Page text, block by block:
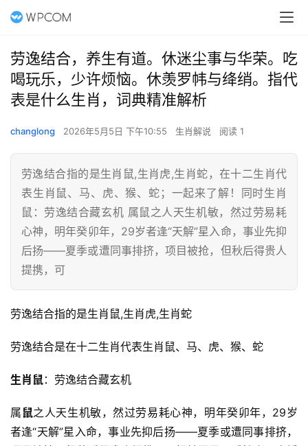
劳逸结合，养生有道。休迷尘事与华荣。吃
喝玩乐，少许烦恼。休羡罗帏与绛绡。指代
表是什么生肖，词典精准解析
changlong 2026年5月5日 下午10:55 生肖解说 阅读 1
劳逸结合指的是生肖鼠,生肖虎,生肖蛇，在十二生肖代
表生肖鼠、马、虎、猴、蛇；一起来了解！同时生肖
鼠：劳逸结合藏玄机 属鼠之人天生机敏，然过劳易耗
心神，明年癸卯年，29岁者逢“天解”星入命，事业先抑
后扬——夏季或遭同事排挤，项目被抢，但秋后得贵人
提携，可
劳逸结合指的是生肖鼠,生肖虎,生肖蛇
劳逸结合是在十二生肖代表生肖鼠、马、虎、猴、蛇
生肖鼠：劳逸结合藏玄机
属 鼠之人天生机敏，然过劳易耗心神，明年癸卯年，29岁
者逢“天解”星入命，事业先抑后扬——夏季或遭同事排挤，